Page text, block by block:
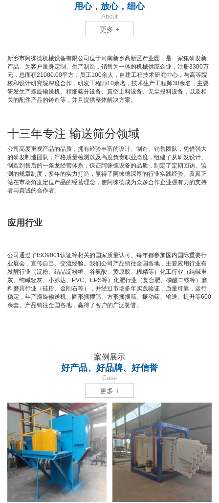
用心，放心，细心
About
更多 +
新乡市阿徕德机械设备有限公司位于河南新乡高新区产业园，是一家集研发新
产品、为客户量身定制、生产制造，销售为一体的机械供应企业，注册3300万
元，总面积21000.00平方，员工100余人，自建工程技术研究中心，与高等院
校和设计研究院深度合作，研发工程师10余名，技术生产工程师30余名，主要
研发生产螺旋输送机、精细筛分设备、真空上料设备、无尘投料设备，以及相
关的配件产品的铸造等，并且提供整体解决方案。
十三年专注 输送筛分领域
公司高度重视产品的品质，拥有经验丰富的设计、制造、销售团队，凭借强大
的研发制造团队，严格质量检测以及高度负责职业态度，组建了从研发设计、
制造到售后的一条龙经营体系，保证阿徕德设备的品质，制定了定期回访、监
测的规章制度，多年的实力打造，赢得了阿徕德深厚的行业实践经验。及真正
站在市场角度定位产品的经营理念，使阿徕德成为众多合作企业强有力的支持
者与真诚的合作者。
应用行业
公司通过了ISO9001认证等相关的国家质量认可。每年都参加国内国际重要行
业展会，宣传自己、交流经验。我们公司产品销往全国各地，主要应用行业有
发酵行业（淀粉、结晶淀粉糖、谷氨酸、黄原胶、糊精等）化工行业（纯碱重
灰、纯碱轻灰、小苏达、PVC、EPS等）化肥行业（复合肥、磷酸二铵等）磨
料磨具行业（硅粉、金刚石等），并经过市场多年实践验证，质量可靠，运行
稳定，年产螺旋输送机、圆形摇摆筛、方形摇摆筛、振动筛、输送、提升等600
余套。产品销往全国各地，赢得了客户的广泛赞誉。
案例展示
好产品、好品牌、好信誉
Case
更多 +